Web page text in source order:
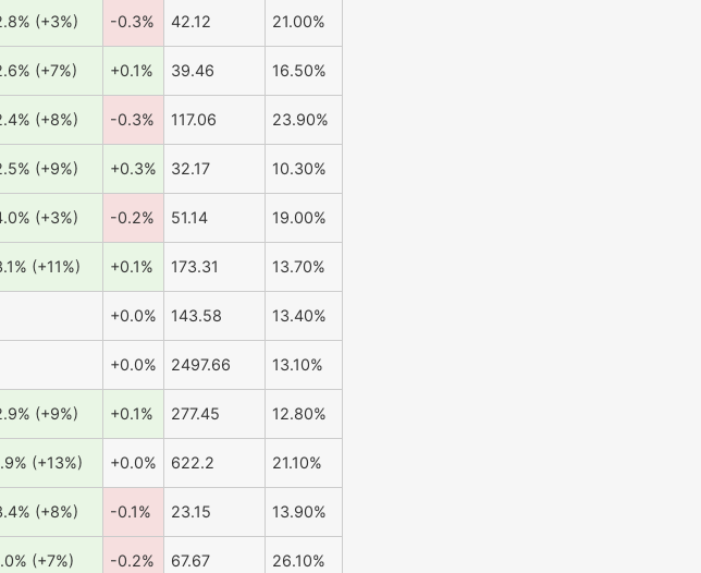
(+3%) -0.3% 42.12 21.00%
(+7%) +0.1% 39.46 16.50%
(+8%) -0.3% 117.06 23.90%
(+9%) +0.3% 32.17 10.30%
(+3%) -0.2% 51.14 19.00%
(+11%) +0.1% 173.31 13.70%
+0.0% 143.58 13.40%
+0.0% 2497.66 13.10%
(+9%) +0.1% 277.45 12.80%
(+13%) +0.0% 622.2 21.10%
(+8%) -0.1% 23.15 13.90%
(+7%) -0.2% 67.67 26.10%